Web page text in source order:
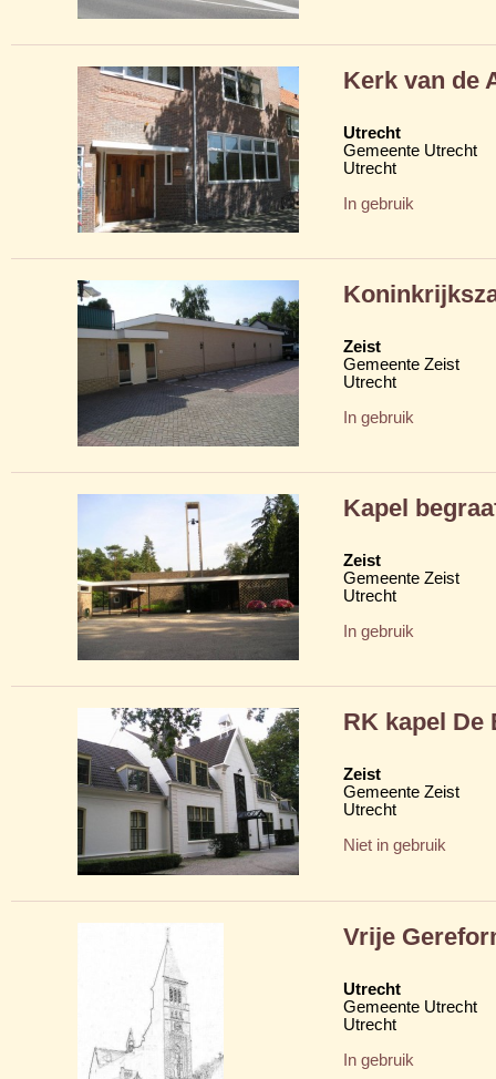
Kerk van de
Utrecht
Gemeente Utrecht
Utrecht
In gebruik
Zeist
Gemeente Zeist
Utrecht
In gebruik
Kapel
Zeist
Gemeente Zeist
Utrecht
In gebruik
RK kapel De
Zeist
Gemeente Zeist
Utrecht
Niet in gebruik
Vrije
Utrecht
Gemeente Utrecht
Utrecht
In gebruik